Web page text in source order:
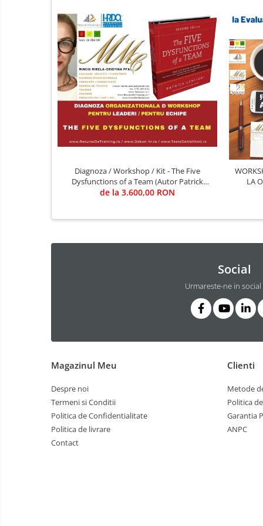
psihologie, intelligence, OSINT etc)
Cursuri de INTELLIGENCE si OSINT
Cursuri de TEHNICA MILITARA SI
Cursuri dindomeniul JURIDIC,
SIGURANTA SI DE APLICARE A LEGII
ANTIFRAUDA, ANTICORUPTIE, ANTI
CRIMA ORGANIZATA
Cursuri militare pentru militari,
civili, intelligence
5. CURSURI JURIDICE,
CRIMINALISTICA, CONTRA-
TERORISM, ANTI-DROG, ANTI-
DE PERSOANE, ANTI-CORUPTIE
Diagnoza / Workshop / Kit - The Five
Dysfunctions of a Team (Autor Patrick
Lencioni) / Trainer - Mirela Minciu (sau ... FII
de la 3.600,00 RON
LA
Social
Urmareste-ne in
Magazinul Meu
Despre noi
Termeni si Conditii
Politica de Confidentialitate
Politica de livrare
Contact
Clienti
Metode
Politica
Garantia
ANPC